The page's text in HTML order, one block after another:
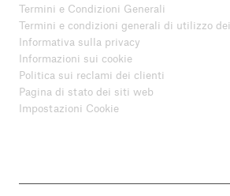
Termini e Condizioni Generali
Termini e condizioni generali di utilizzo
Informativa sulla privacy
Informazioni sui cookie
Politica sui reclami dei clienti
Pagina di stato dei siti web
Impostazioni Cookie